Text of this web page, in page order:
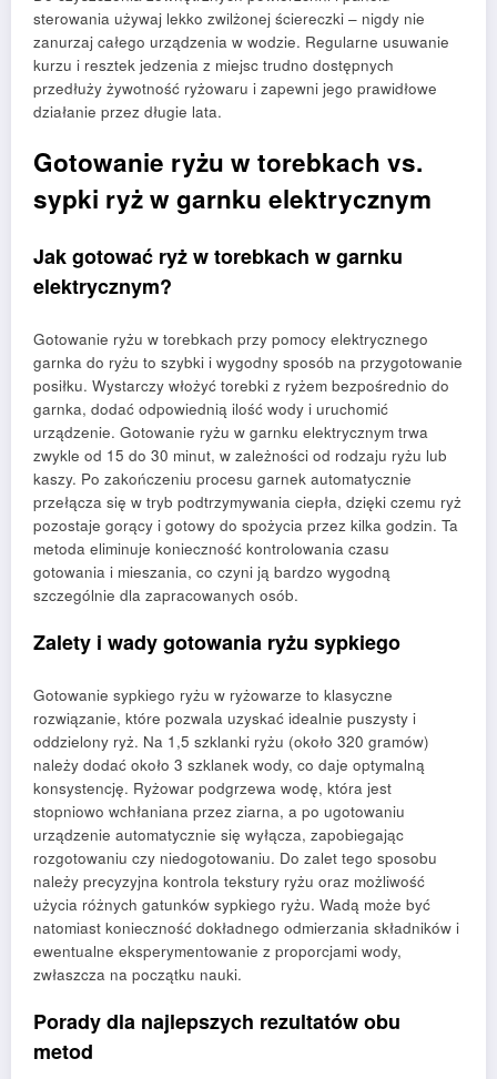
sterowania używaj lekko zwilżonej ściereczki – nigdy nie
zanurzaj całego urządzenia w wodzie. Regularne usuwanie
kurzu i resztek jedzenia z miejsc trudno dostępnych
przedłuży żywotność ryżowaru i zapewni jego prawidłowe
działanie przez długie lata.
Gotowanie ryżu w torebkach vs.
sypki ryż w garnku elektrycznym
Jak gotować ryż w torebkach w garnku
elektrycznym?
Gotowanie ryżu w torebkach przy pomocy elektrycznego
garnka do ryżu to szybki i wygodny sposób na przygotowanie
posiłku. Wystarczy włożyć torebki z ryżem bezpośrednio do
garnka, dodać odpowiednią ilość wody i uruchomić
urządzenie. Gotowanie ryżu w garnku elektrycznym trwa
zwykle od 15 do 30 minut, w zależności od rodzaju ryżu lub
kaszy. Po zakończeniu procesu garnek automatycznie
przełącza się w tryb podtrzymywania ciepła, dzięki czemu ryż
pozostaje gorący i gotowy do spożycia przez kilka godzin. Ta
metoda eliminuje konieczność kontrolowania czasu
gotowania i mieszania, co czyni ją bardzo wygodną
szczególnie dla zapracowanych osób.
Zalety i wady gotowania ryżu sypkiego
Gotowanie sypkiego ryżu w ryżowarze to klasyczne
rozwiązanie, które pozwala uzyskać idealnie puszysty i
oddzielony ryż. Na 1,5 szklanki ryżu (około 320 gramów)
należy dodać około 3 szklanek wody, co daje optymalną
konsystencję. Ryżowar podgrzewa wodę, która jest
stopniowo wchłaniana przez ziarna, a po ugotowaniu
urządzenie automatycznie się wyłącza, zapobiegając
rozgotowaniu czy niedogotowaniu. Do zalet tego sposobu
należy precyzyjna kontrola tekstury ryżu oraz możliwość
użycia różnych gatunków sypkiego ryżu. Wadą może być
natomiast konieczność dokładnego odmierzania składników i
ewentualne eksperymentowanie z proporcjami wody,
zwłaszcza na początku nauki.
Porady dla najlepszych rezultatów obu
metod